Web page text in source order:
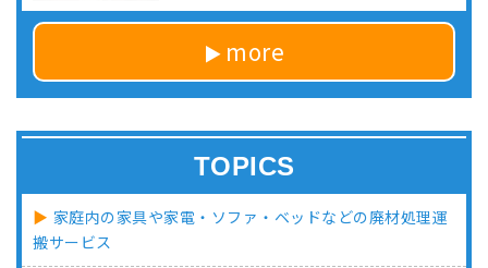
more
TOPICS
家庭内の家具や家電・ソファ・ベッドなどの廃材処理運
搬サービス